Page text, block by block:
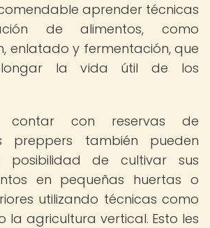
aprender técnicas
de alimentos, como
enlatado y fermentación, que
la vida útil de los
contar con reservas de
preppers también pueden
posibilidad de cultivar sus
en pequeñas huertas o
utilizando técnicas como
la agricultura vertical. Esto les